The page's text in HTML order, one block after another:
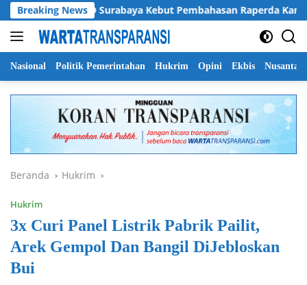
Langsung
ke
konten
Breaking News
DPRD Surabaya Kebut Pembahasan Raperda Kampung
Nasional Politik Pemerintahan Hukrim Opini Ekbis Nusantara
Beranda Hukrim
Hukrim
3x Curi Panel Listrik Pabrik Pailit,
Arek Gempol Dan Bangil DiJebloskan
Bui